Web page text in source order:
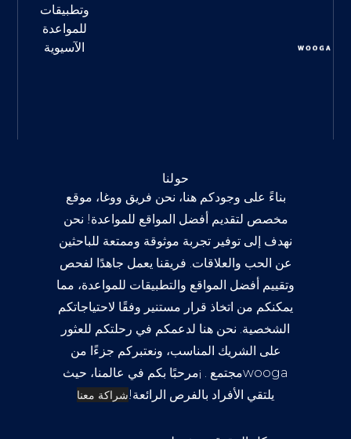
وتطبيقات
للمواعدة
الآسيوية
حولنا
بناءً على وجودكم هنا، نحن فريق ووغا، موقع
مخصص لتقديم أفضل المواقع للمواعدة! نحن
نهدف إلى توفير تجربة موثوقة وممتعة للباحثين
عن الحب والعلاقات. فريقنا يعمل جاهدًا لفحص
وتقييم أفضل المواقع والتطبيقات للمواعدة، مما
يمكنكم من اتخاذ قرار مستنير وفقًا لاحتياجاتكم
الشخصية. نحن هنا لدعمكم في رحلتكم للعثور
على الشريك المناسب، ونعتبركم جزءًا من
woogaمجتمع . ¡مرحبًا بكم في عالمنا، حيث
يلتقي الأفراد بالفرص الرائعة!شراكة معنا